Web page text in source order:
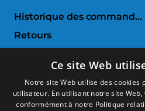
Historique des commandes
Retours
Comparer les produits
SERVICE CLIENTS
Ce site Web
Notre site Web utilise des cookies
utilisateur. En utilisant notre site
conformément à notre Politique